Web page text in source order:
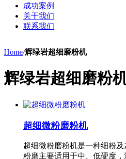
成功案例
关于我们
联系我们
Home/辉绿岩超细磨粉机
辉绿岩超细磨粉
超细微粉磨粉机
超细微粉磨粉机是一种细粉
粉磨主要适用于中、低硬度